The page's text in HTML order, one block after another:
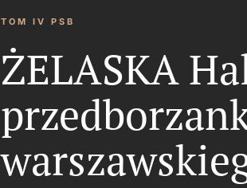
TOM IV PSB
ŻELASKA